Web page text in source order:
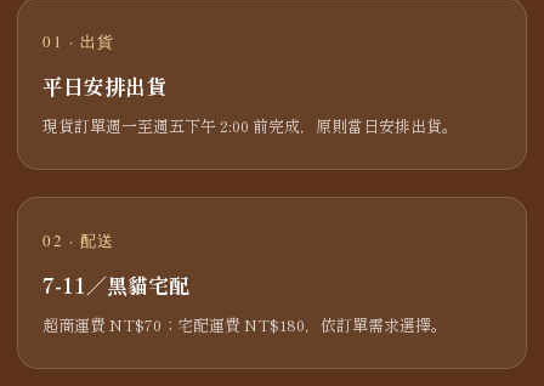
01 · 出貨
平日安排出貨
現貨訂單週一至週五下午 2:00 前完成，原則當日安排出貨。
02 · 配送
7-11／黑貓宅配
超商運費 NT$70；宅配運費 NT$180，依訂單需求選擇。